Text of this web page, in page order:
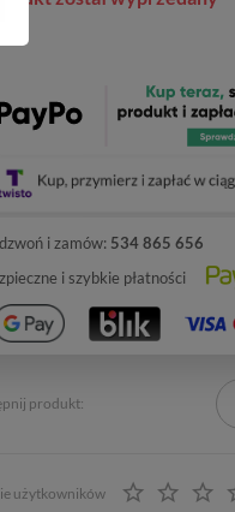
i zamów: 534 865 656
i szybkie płatności
produkt:
użytkowników